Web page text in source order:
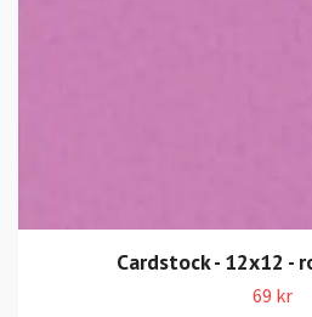
Cardstock - 12x12 -
69 kr